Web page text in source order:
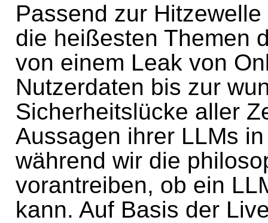
Passend zur
die heißesten Themen
von einem Leak von
Nutzerdaten bis zur
Sicherheitslücke aller
Aussagen ihrer LLMs
während wir die
vorantreiben, ob ein
kann. Auf Basis der